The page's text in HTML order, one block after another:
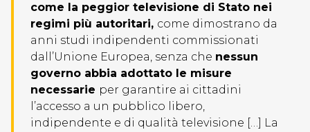
come la peggior televisione di Stato nei
regimi più autoritari, come dimostrano da
anni studi indipendenti commissionati
dall’Unione Europea, senza che nessun
governo abbia adottato le misure
necessarie per garantire ai cittadini
l’accesso a un pubblico libero,
indipendente e di qualità televisione […] La